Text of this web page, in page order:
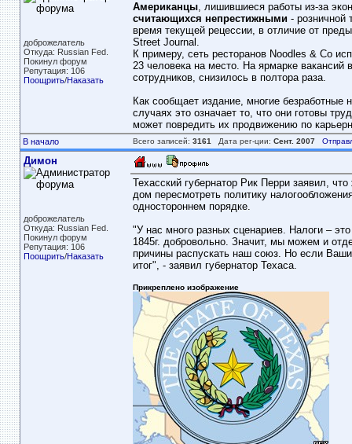
доброжелатель
Откуда: Russian Fed.
Покинул форум
Репутация: 106
Поощрить/Наказать
Американцы, лишившиеся работы из-за
считающихся непрестижными - розничной
время текущей рецессии, в отличие от
Street Journal.
К примеру, сеть ресторанов Noodles & Co
23 человека на место. На ярмарке
сотрудников, снизилось в полтора раза.
Как сообщает издание, многие безработные
случаях это означает то, что они готовы
может повредить их продвижению по
В начало Всего записей: 3161 Дата рег-ции: Сент. 2007
Димон
доброжелатель
Откуда: Russian Fed.
Покинул форум
Репутация: 106
Поощрить/Наказать
Техасский губернатор Рик Перри заявил,
дом пересмотреть политику
одностороннем порядке.
"У нас много разных сценариев. Налоги –
1845г. добровольно. Значит, мы можем и
причины распускать наш союз. Но если
итог", - заявил губернатор Техаса.
Прикреплено изображение